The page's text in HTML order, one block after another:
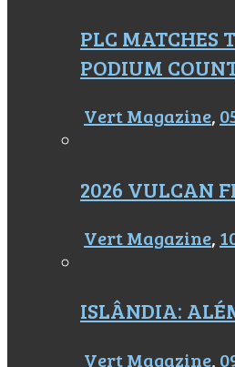
PLC MATCHES
PODIUM
Vert Magazine,
2026 VULCAN
Vert Magazine,
ISLÂNDIA:
Vert Magazine,